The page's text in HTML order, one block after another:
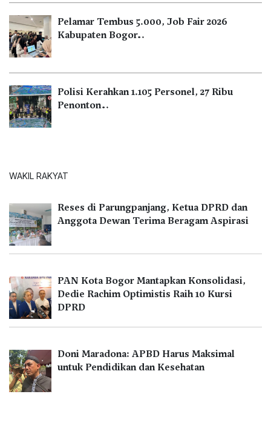
Pelamar Tembus 5.000, Job Fair 2026
Kabupaten Bogor…
Polisi Kerahkan 1.105 Personel, 27 Ribu
Penonton…
WAKIL RAKYAT
Reses di Parungpanjang, Ketua DPRD dan
Anggota Dewan Terima Beragam Aspirasi
PAN Kota Bogor Mantapkan Konsolidasi,
Dedie Rachim Optimistis Raih 10 Kursi
DPRD
Doni Maradona: APBD Harus Maksimal
untuk Pendidikan dan Kesehatan